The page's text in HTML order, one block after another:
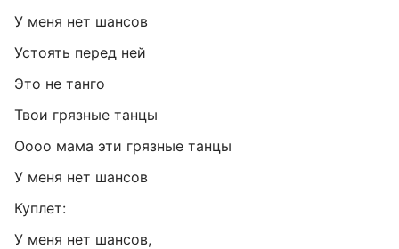
У меня нет шансов
Устоять перед ней
Это не танго
Твои грязные танцы
Оооо мама эти грязные танцы
У меня нет шансов
Куплет:
У меня нет шансов,